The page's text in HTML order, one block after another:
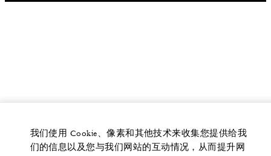
我们使用 Cookie、像素和其他技术来收集您提供给我
们的信息以及您与我们网站的互动情况，从而提升网